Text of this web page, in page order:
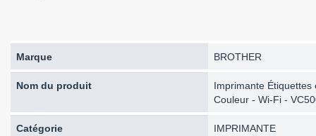
Marque BROTHER
Nom du produit
Imprimante
Couleur - Wi-Fi -
Catégorie IMPRIMANTE